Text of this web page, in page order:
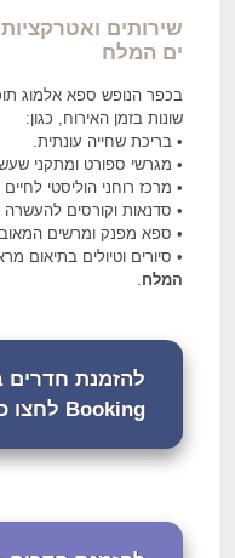
שירותים
ים המלח
בכפר הנופש ספא אלמוג
שונות בזמן האירוח, כגון:
• בריכת שחייה עונתית.
• מגרשי ספורט ומתקני
• מרכז רוחני הוליסטי
• סדנאות וקורסים להעשרה
• ספא מפנק ומרשים
• סיורים וטיולים בתיאום
המלח.
להזמנת חדרים
Booking לחצו כאן